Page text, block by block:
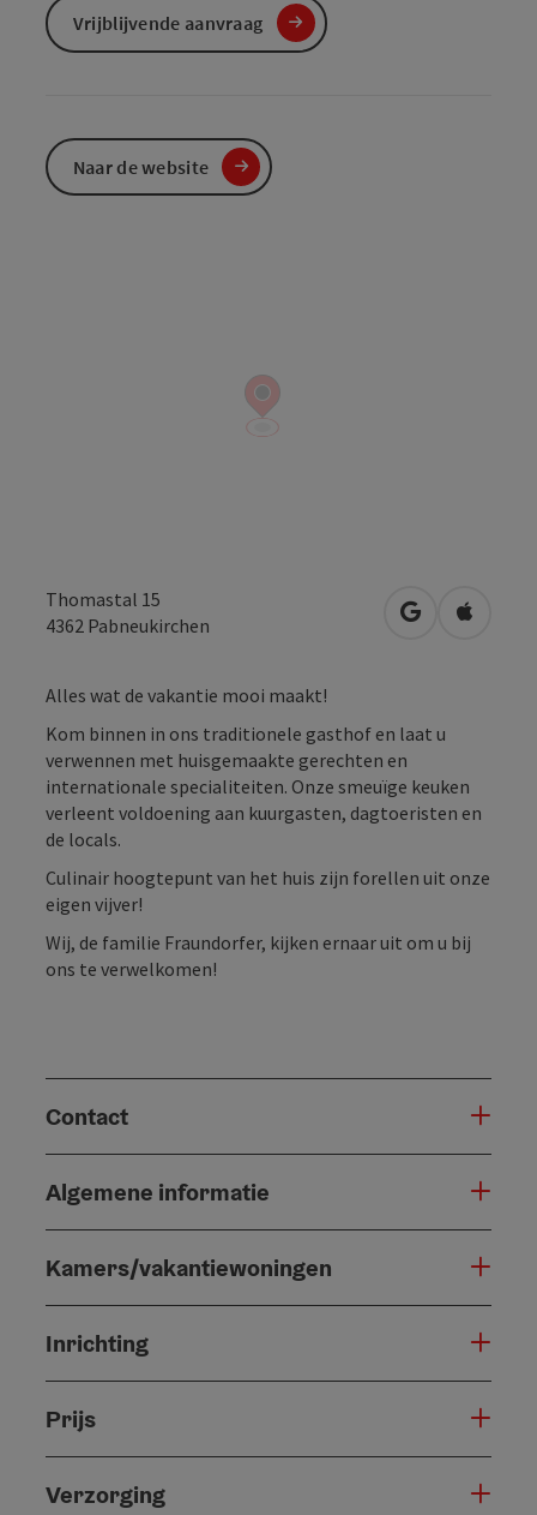
Thomastal 15
4362 Pabneukirchen Openen in
Alles wat de vakantie mooi maakt!
Kom binnen in ons traditionele gasthof en laat u
verwennen met huisgemaakte gerechten en
internationale specialiteiten. Onze smeuïge keuken
verleent voldoening aan kuurgasten, dagtoeristen en
de locals.
Culinair hoogtepunt van het huis zijn forellen uit onze
eigen vijver!
Wij, de familie Fraundorfer, kijken ernaar uit om u bij
ons te verwelkomen!
Contact
Algemene informatie
Kamers/vakantiewoningen
Inrichting
Prijs
Verzorging
Vrijblijvende aanvraag
Naar de website